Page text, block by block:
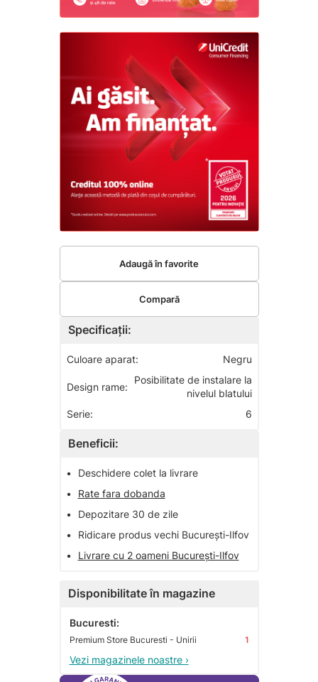
Specificații:
Culoare aparat: Negru
Design rame:
Posibilitate de instalare la
nivelul blatului
Serie:
6
Beneficii:
•
Deschidere colet la livrare
•
Rate fara dobanda
•
Depozitare 30 de zile
•
Ridicare produs vechi București-Ilfov
•
Livrare cu 2 oameni București-Ilfov
Disponibilitate în magazine
Bucuresti:
Premium Store Bucuresti - Unirii 1
Vezi magazinele noastre ›
Adaugă în favorite
Compară